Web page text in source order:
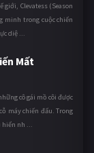
Clevatess (Season
minh trong cuộc chiến
diệ ...
Mất
cô gái mồ côi được
máy chiến đấu. Trong
nh ...